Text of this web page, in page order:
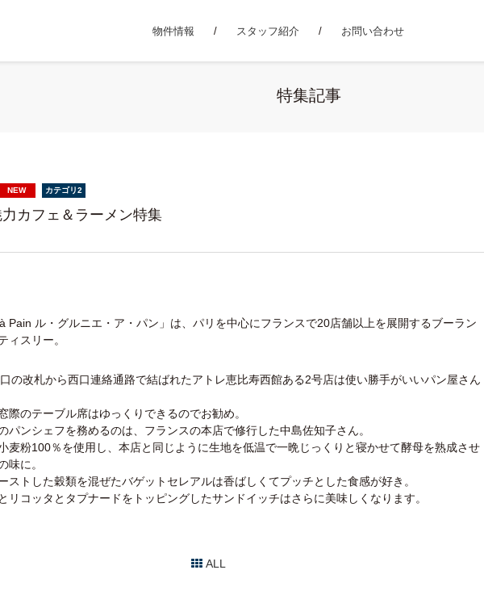
物件情報 スタッフ紹介 お問い合わせ
特集記事
NEW カテゴリ2
カフェ＆ラーメン特集
Pain ル・グルニエ・ア・パン」は、パリを中心にフランスで20店舗以上を展開するブーラン
ィスリー。
の改札から西口連絡通路で結ばれたアトレ恵比寿西館ある2号店は使い勝手がいいパン屋さん
際のテーブル席はゆっくりできるのでお勧め。
パンシェフを務めるのは、フランスの本店で修行した中島佐知子さん。
麦粉100％を使用し、本店と同じように生地を低温で一晩じっくりと寝かせて酵母を熟成させ
味に。
ストした穀類を混ぜたバゲットセレアルは香ばしくてプッチとした食感が好き。
リコッタとタプナードをトッピングしたサンドイッチはさらに美味しくなります。
ALL